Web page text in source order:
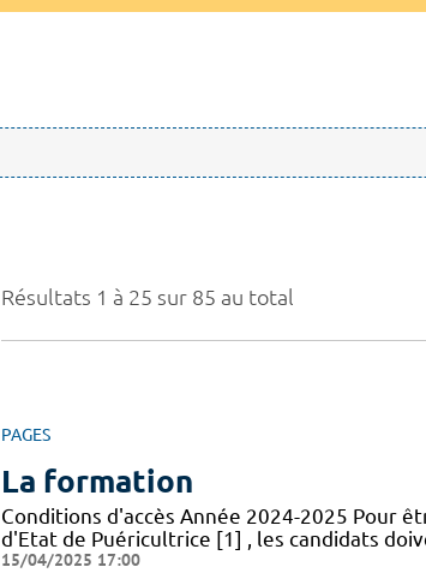
Résultats 1 à 25 sur 85 au total
PAGES
La formation
Conditions d'accès Année 2024-2025 Pour
d'Etat de Puéricultrice [1] , les candidats
15/04/2025 17:00